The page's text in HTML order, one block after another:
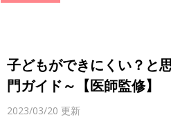
子どもができにくい？と
門ガイド～【医師監修】
2023/03/20 更新